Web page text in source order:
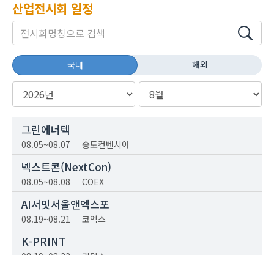
산업전시회 일정
국내 해외
그린에너텍
08.05~08.07 송도컨벤시아
넥스트콘(NextCon)
08.05~08.08 COEX
AI서밋서울앤엑스포
08.19~08.21 코엑스
K-PRINT